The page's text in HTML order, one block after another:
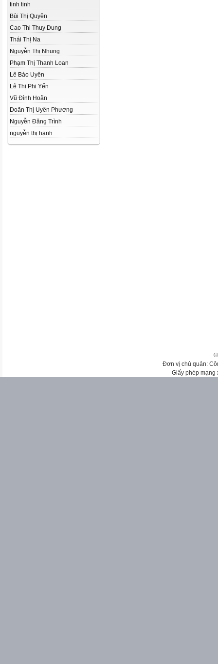
tinh tinh
Bùi Thị Quyên
Cao Thi Thuy Dung
Thái Thị Na
Nguyễn Thị Nhung
Phạm Thị Thanh Loan
Lê Bảo Uyên
Lê Thị Phi Yến
Vũ Đình Hoãn
Doãn Thị Uyên Phương
Nguyễn Đăng Trình
nguyễn thị hạnh
Đơn vị chủ quản:
Giấy phép mạng